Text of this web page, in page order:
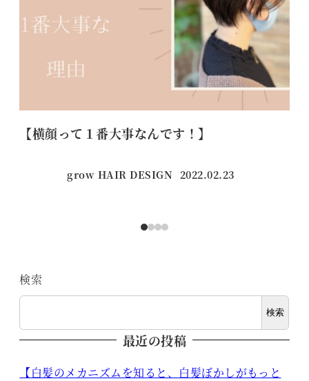
【横顔って１番大事なんです！】
grow HAIR DESIGN 投稿日
2022.02.23
検索
検索
最近の投稿
【白髪のメカニズムを知ると、白髪ぼかしがもっと